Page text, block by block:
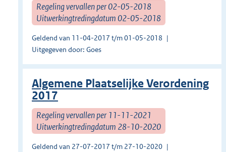
Regeling vervallen per 02-05-2018
Uitwerkingtredingdatum 02-05-2018
Geldend van 11-04-2017 t/m 01-05-2018
Uitgegeven door: Goes
Algemene Plaatselijke Verordening
2017
Regeling vervallen per 11-11-2021
Uitwerkingtredingdatum 28-10-2020
Geldend van 27-07-2017 t/m 27-10-2020